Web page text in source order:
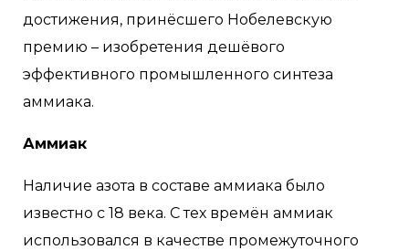
достижения, принёсшего Нобелевскую
премию – изобретения дешёвого
эффективного промышленного синтеза
аммиака.
Аммиак
Наличие азота в составе аммиака было
известно с 18 века. С тех времён аммиак
использовался в качестве промежуточного